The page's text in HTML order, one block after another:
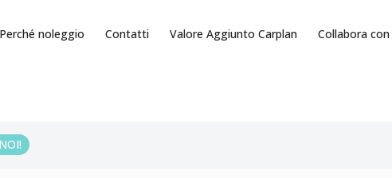
Perché noleggio Contatti Valore Aggiunto Carplan Collabora